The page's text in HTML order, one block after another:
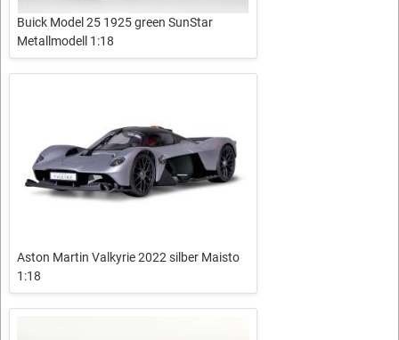
Buick Model 25 1925 green SunStar
Metallmodell 1:18
Aston Martin Valkyrie 2022 silber Maisto
1:18